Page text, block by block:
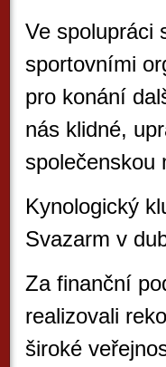
Ve spolupráci
sportovními
pro konání
nás klidné,
společenskou
Kynologický
Svazarm v
Za finanční
realizovali
široké